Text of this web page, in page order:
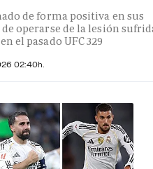
de forma positiva en sus
operarse de la lesión
el pasado UFC 329
02:40h.